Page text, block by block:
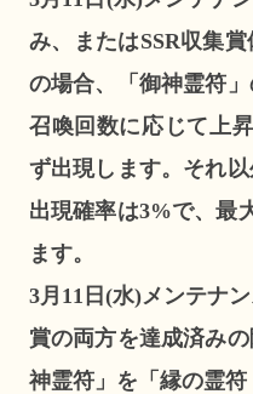
み、またはSSR収集
の場合、「御神霊符」
召喚回数に応じて上
ず出現します。それ
出現確率は3%で、最
ます。
3月11日(水)メンテナ
賞の両方を達成済み
神霊符」を「縁の霊符